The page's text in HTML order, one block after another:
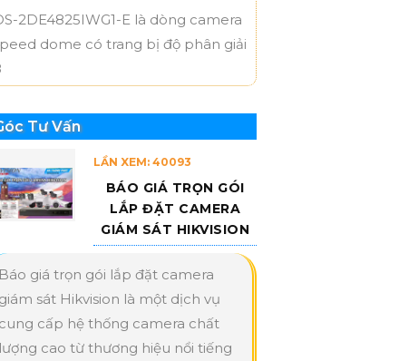
2DE4825IWG1-E là dòng camera
dome có trang bị độ phân giải
Tư Vấn
LẦN XEM: 40093
BÁO GIÁ TRỌN GÓI
LẮP ĐẶT CAMERA
GIÁM SÁT HIKVISION
Báo giá trọn gói lắp đặt camera
giám sát Hikvision là một dịch vụ
cung cấp hệ thống camera chất
lượng cao từ thương hiệu nổi tiếng